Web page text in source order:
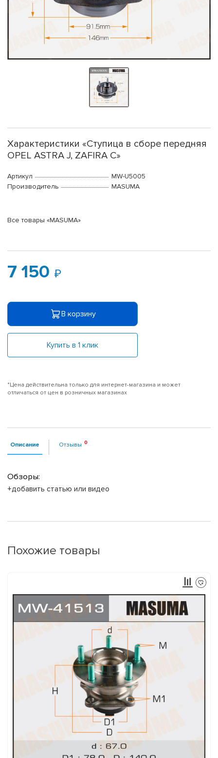
Характеристики «Ступица в сборе передняя
OPEL ASTRA J, ZAFIRA C»
Артикул
MW-U5005
Производитель
MASUMA
Все товары «MASUMA»
7 150
В корзину
Купить в 1 клик
*Цена действительна только для интернет-магазина и может
отличаться от цен в розничных магазинах
Описание Отзывы
Обзоры:
+добавить статью или видео
Похожие товары